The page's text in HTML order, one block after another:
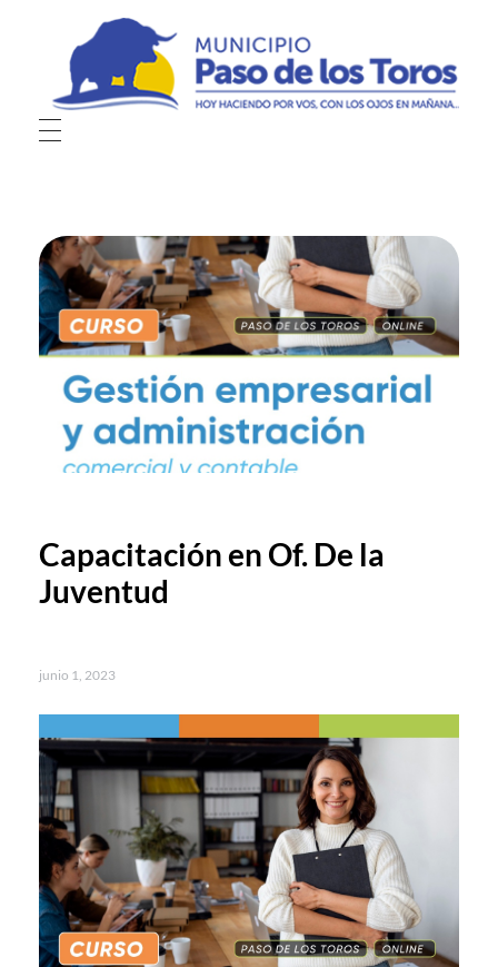
Municipio de Paso de los Toros
Hoy haciendo para vos, con los ojos en mañana
Capacitación en Of. De la
Juventud
junio 1, 2023